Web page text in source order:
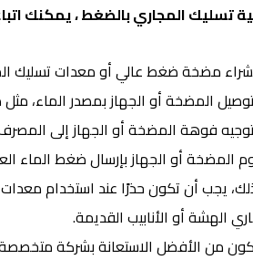
تسليك المجاري بالضغط ، يمكنك
مضخة ضغط عالي أو معدات تسليك
المضخة أو الجهاز بمصدر الماء،
فوهة المضخة أو الجهاز إلى
المضخة أو الجهاز بإرسال ضغط الماء
يجب أن تكون حذرًا عند استخدام
الهشة أو الأنابيب القديمة.
من الأفضل الاستعانة بشركة